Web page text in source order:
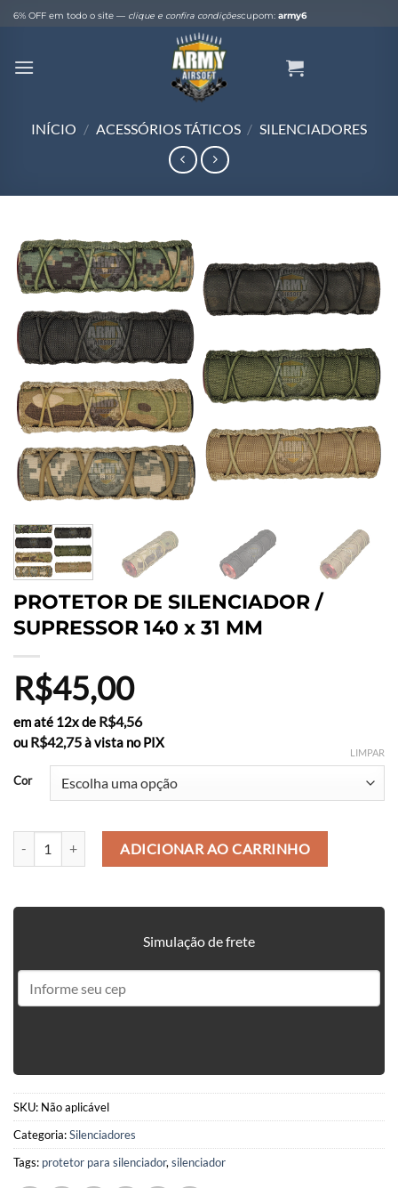
Skip6% OFF em todo o site — clique e confira condiçõescupom: army6
INÍCIO / ACESSÓRIOS TÁTICOS / SILENCIADORES
PROTETOR DE SILENCIADOR /
SUPRESSOR 140 x 31 MM
R$45,00
em até 12x de R$4,56
ou R$42,75à vista no PIX
Cor
LIMPAR
PROTETOR DE SILENCIADOR / SUPRESSOR 140 x 31 MM quantidade
ADICIONAR AO CARRINHO
Simulação de frete
SKU: Não aplicável
Categoria:Silenciadores
Tags: protetor para silenciador, silenciador